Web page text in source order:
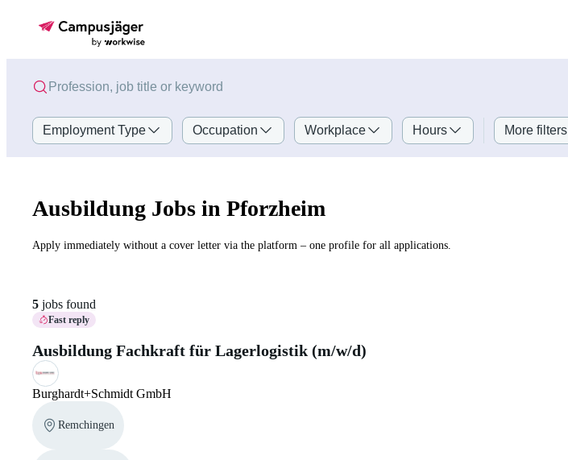
Employment Type Occupation Workplace Hours More filters
Ausbildung Jobs in Pforzheim
Apply immediately without a cover letter via the platform – one profile for all applications.
5 jobs found
Fast reply
Ausbildung Fachkraft für Lagerlogistik (m/w/d)
Burghardt+Schmidt GmbH
Remchingen